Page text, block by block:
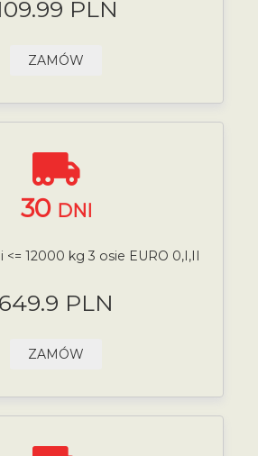
PLN
ZAMÓW
30 DNI
<= 12000 kg 3 osie EURO 0,I,II
649.9 PLN
ZAMÓW